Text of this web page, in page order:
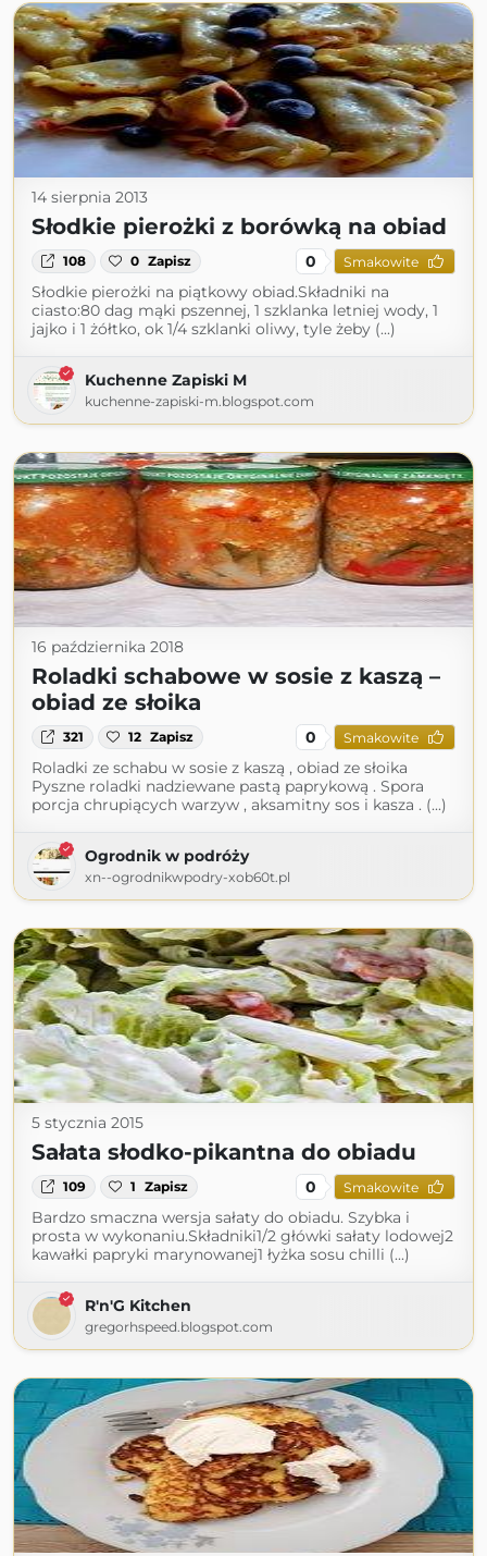
14 sierpnia 2013
Słodkie pierożki z borówką na obiad
108 0 Zapisz 0 Smakowite
Słodkie pierożki na piątkowy obiad.Składniki na
ciasto:80 dag mąki pszennej, 1 szklanka letniej wody, 1
jajko i 1 żółtko, ok 1/4 szklanki oliwy, tyle żeby (...)
Kuchenne Zapiski M
kuchenne-zapiski-m.blogspot.com
16 października 2018
Roladki schabowe w sosie z kaszą –
obiad ze słoika
321 12 Zapisz 0 Smakowite
Roladki ze schabu w sosie z kaszą , obiad ze słoika
Pyszne roladki nadziewane pastą paprykową . Spora
porcja chrupiących warzyw , aksamitny sos i kasza . (...)
Ogrodnik w podróży
xn--ogrodnikwpodry-xob60t.pl
5 stycznia 2015
Sałata słodko-pikantna do obiadu
109 1 Zapisz 0 Smakowite
Bardzo smaczna wersja sałaty do obiadu. Szybka i
prosta w wykonaniu.Składniki1/2 główki sałaty lodowej2
kawałki papryki marynowanej1 łyżka sosu chilli (...)
R'n'G Kitchen
gregorhspeed.blogspot.com